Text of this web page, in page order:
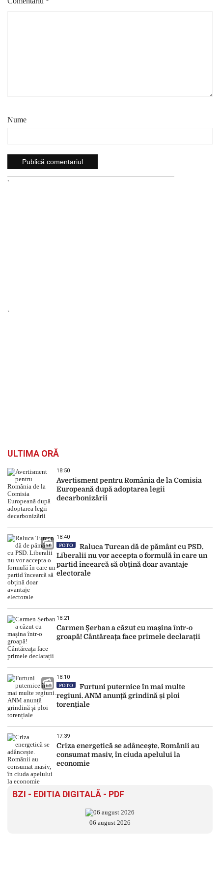
Nume
`
`
ULTIMA ORĂ
18:50
Avertisment pentru România de la Comisia
Europeană după adoptarea legii
decarbonizării
18:40
FOTO
Raluca Turcan dă de pământ cu PSD.
Liberalii nu vor accepta o formulă în care un
partid încearcă să obțină doar avantaje
electorale
18:21
Carmen Șerban a căzut cu mașina într-o
groapă! Cântăreața face primele declarații
18:10
FOTO
Furtuni puternice în mai multe
regiuni. ANM anunță grindină și ploi
torențiale
17:39
Criza energetică se adâncește. Românii au
consumat masiv, în ciuda apelului la
economie
BZI - EDITIA DIGITALĂ - PDF
06 august 2026